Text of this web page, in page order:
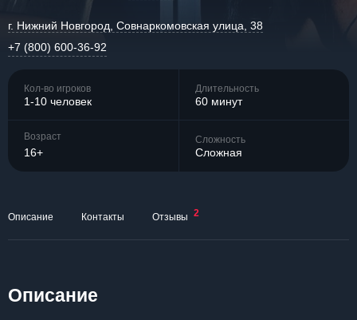
г. Нижний Новгород, Совнаркомовская улица, 38
+7 (800) 600-36-92
Кол-во игроков
1-10 человек
Длительность
60 минут
Возраст
16+
Сложность
Сложная
Описание Контакты Отзывы 2
Описание